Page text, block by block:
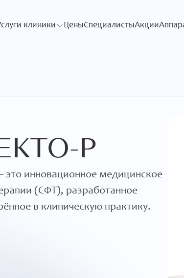
клиники ЦеныСпециалистыАкции
Р
инновационное медицинское
(СФТ), разработанное
в клиническую практику.